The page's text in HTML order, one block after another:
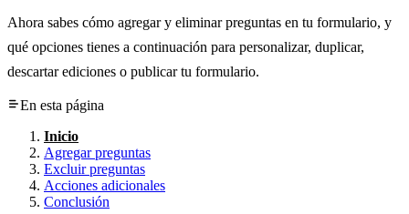
Ahora sabes cómo agregar y eliminar preguntas en tu formulario, y
qué opciones tienes a continuación para personalizar, duplicar,
descartar ediciones o publicar tu formulario.
En esta página
Inicio
Agregar preguntas
Excluir preguntas
Acciones adicionales
Conclusión